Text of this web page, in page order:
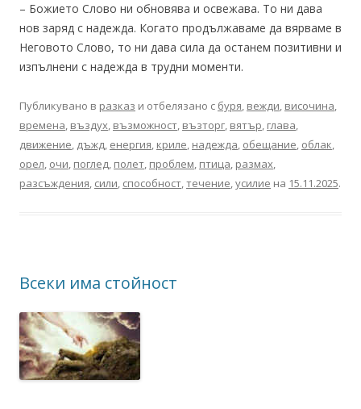
– Божието Слово ни обновява и освежава. То ни дава
нов заряд с надежда. Когато продължаваме да вярваме в
Неговото Слово, то ни дава сила да останем позитивни и
изпълнени с надежда в трудни моменти.
Публикувано в разказ и отбелязано с буря, вежди, височина,
времена, въздух, възможност, възторг, вятър, глава,
движение, дъжд, енергия, криле, надежда, обещание, облак,
орел, очи, поглед, полет, проблем, птица, размах,
разсъждения, сили, способност,течение,усилие на 15.11.2025.
Всеки има стойност